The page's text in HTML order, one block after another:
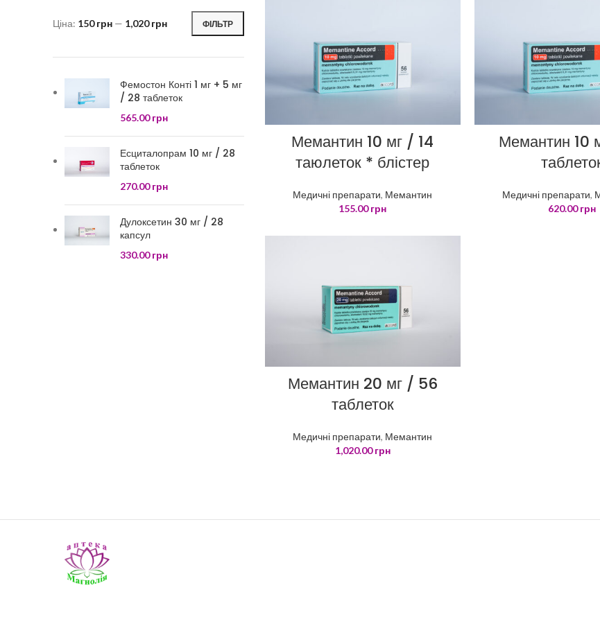
ФІЛЬТР
Ціна: 150 грн — 1,020 грн
Фемостон Конті 1 мг + 5 мг
/ 28 таблеток
565.00грн
Есциталопрам 10 мг / 28
таблеток
270.00грн
Дулоксетин 30 мг / 28
капсул
330.00грн
Мемантин 10 мг / 14
таюлеток * блістер
Медичні препарати, Мемантин
155.00грн
Мемантин 10
Медичні препарати,
620.00грн
Мемантин 20 мг / 56
таблеток
Медичні препарати, Мемантин
1,020.00грн